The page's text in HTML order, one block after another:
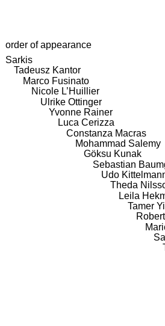
order of appearance
Sarkis
Tadeusz Kantor
Marco Fusinato
Nicole L’Huillier
Ulrike Ottinger
Yvonne Rainer
Luca Cerizza
Constanza Macras
Mohammad Salemy
Göksu Kunak
Sebastian
Udo
Theda
Leila
Tamer